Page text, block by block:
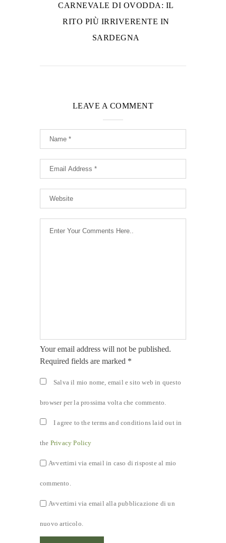
CARNEVALE DI OVODDA: IL
RITO PIÙ IRRIVERENTE IN
SARDEGNA
LEAVE A COMMENT
Your email address will not be published.
Required fields are marked *
Salva il mio nome, email e sito web in questo
browser per la prossima volta che commento.
I agree to the terms and conditions laid out in
the Privacy Policy
Avvertimi via email in caso di risposte al mio
commento.
Avvertimi via email alla pubblicazione di un
nuovo articolo.